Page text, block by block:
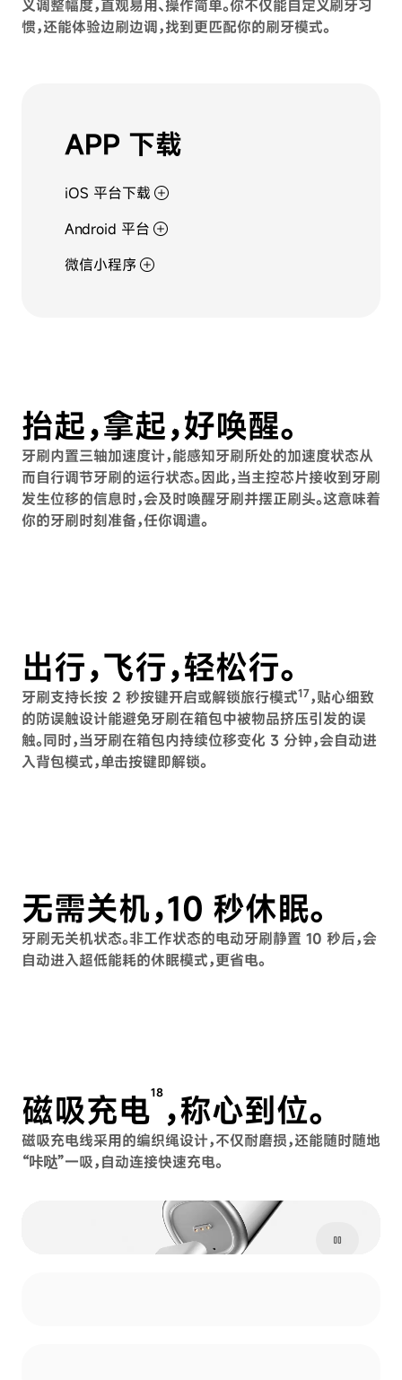
义调整幅度，直观易用、操作简单。你不仅能自定义刷牙习
惯，还能体验边刷边调，找到更匹配你的刷牙模式。
APP 下载
iOS 平台下载
Android 平台
微信小程序
抬起，拿起，好唤醒。
牙刷内置三轴加速度计，能感知牙刷所处的加速度状态从
而自行调节牙刷的运行状态。因此，当主控芯片接收到牙刷
发生位移的信息时，会及时唤醒牙刷并摆正刷头。这意味着
你的牙刷时刻准备，任你调遣。
出行，飞行，轻松行。
牙刷支持长按 2 秒按键开启或解锁旅行模式17，贴心细致
的防误触设计能避免牙刷在箱包中被物品挤压引发的误
触。同时，当牙刷在箱包内持续位移变化 3 分钟，会自动进
入背包模式，单击按键即解锁。
无需关机，10 秒休眠。
牙刷无关机状态。非工作状态的电动牙刷静置 10 秒后，会
自动进入超低能耗的休眠模式，更省电。
磁吸充电18 ，称心到位。
磁吸充电线采用的编织绳设计，不仅耐磨损，还能随时随地
“咔哒”一吸，自动连接快速充电。
pause